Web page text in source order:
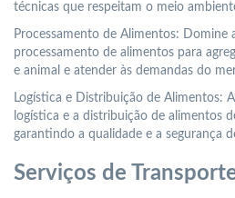
técnicas que respeitam o meio
Processamento de Alimentos: Domine
processamento de alimentos para
e animal e atender às demandas do
Logística e Distribuição de Alimentos:
logística e a distribuição de alimentos
garantindo a qualidade e a segurança
Serviços de